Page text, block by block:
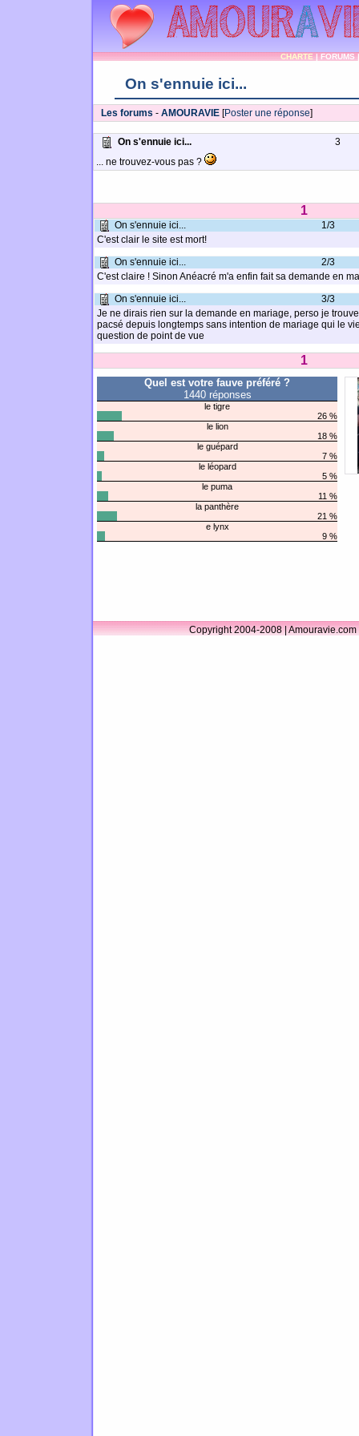
CHARTE|FORUMS
On s'ennuie ici...
Les forums - AMOURAVIE [Poster une réponse]
On s'ennuie ici...
3
... ne trouvez-vous pas ?
1
On s'ennuie ici...
1/3
C'est clair le site est mort!
On s'ennuie ici...
2/3
C'est claire ! Sinon Anéacré m'a enfin fait sa demande en
On s'ennuie ici...
3/3
Je ne dirais rien sur la demande en mariage, perso je
pacsé depuis longtemps sans intention de mariage qui le
question de point de vue
1
Quel est votre fauve préféré ?
1440 réponses
le tigre
26 %
le lion
18 %
le guépard
7 %
le léopard
5 %
le puma
11 %
la panthère
21 %
e lynx
9 %
Copyright 2004-2008 |